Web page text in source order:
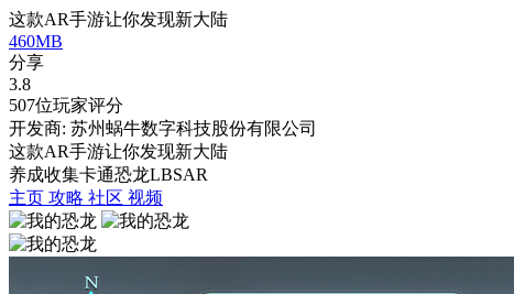
这款AR手游让你发现新大陆
460MB
分享
3.8
507位玩家评分
开发商: 苏州蜗牛数字科技股份有限公司
这款AR手游让你发现新大陆
养成收集卡通恐龙LBSAR
主页 攻略 社区 视频